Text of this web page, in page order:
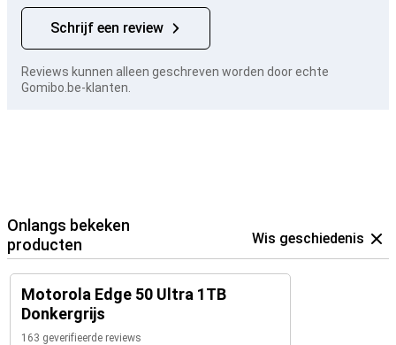
Schrijf een review
Reviews kunnen alleen geschreven worden door echte
Gomibo.be-klanten.
Onlangs bekeken
producten
Wis geschiedenis
Motorola Edge 50 Ultra 1TB
Donkergrijs
163 geverifieerde reviews